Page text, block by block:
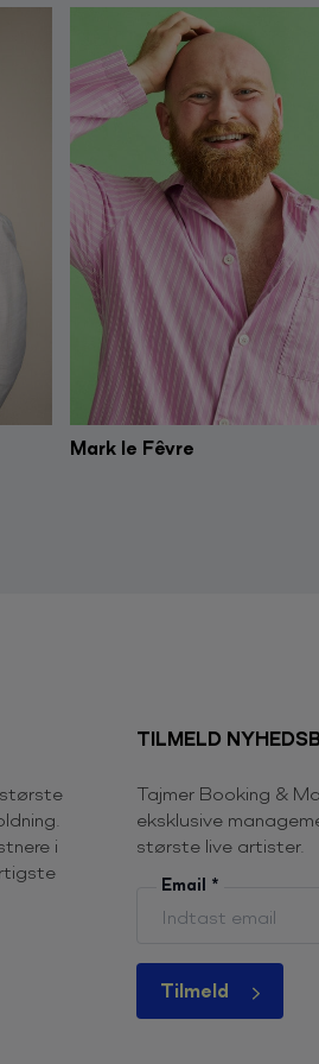
Mark le Fêvre
i
TILMELD
Tajmer Booking &
eksklusive
største live artister.
Email *
Tilmeld